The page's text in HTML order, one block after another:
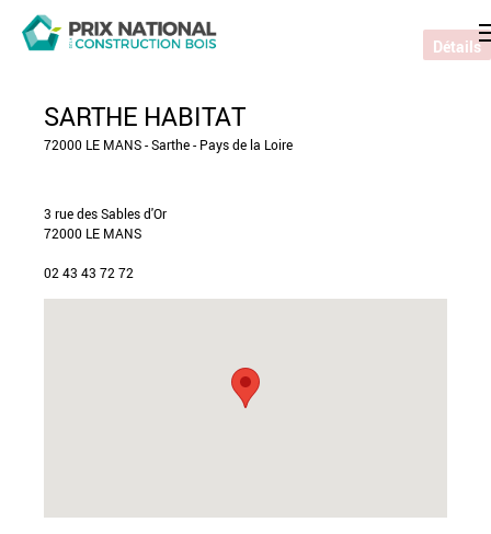
SARTHE HABITAT
72000 LE MANS - Sarthe - Pays de la Loire
3 rue des Sables d'Or
72000 LE MANS
02 43 43 72 72
Détails